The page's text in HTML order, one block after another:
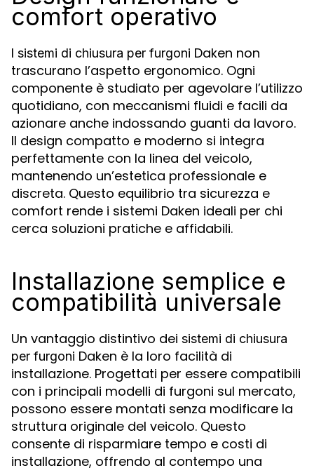
comfort operativo
I sistemi di chiusura per furgoni Daken non
trascurano l’aspetto ergonomico. Ogni
componente è studiato per agevolare l’utilizzo
quotidiano, con meccanismi fluidi e facili da
azionare anche indossando guanti da lavoro.
Il design compatto e moderno si integra
perfettamente con la linea del veicolo,
mantenendo un’estetica professionale e
discreta. Questo equilibrio tra sicurezza e
comfort rende i sistemi Daken ideali per chi
cerca soluzioni pratiche e affidabili.
Installazione semplice e
compatibilità universale
Un vantaggio distintivo dei sistemi di chiusura
per furgoni Daken è la loro facilità di
installazione. Progettati per essere compatibili
con i principali modelli di furgoni sul mercato,
possono essere montati senza modificare la
struttura originale del veicolo. Questo
consente di risparmiare tempo e costi di
installazione, offrendo al contempo una